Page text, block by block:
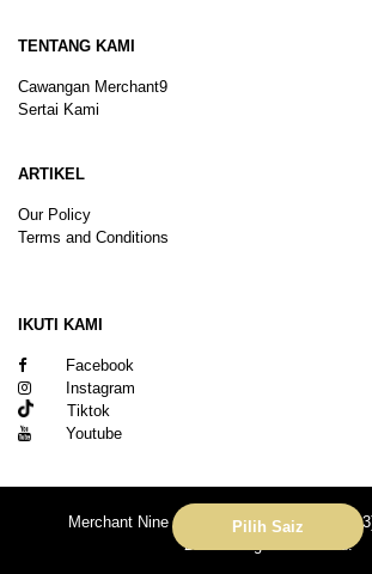
Pilih Saiz
TENTANG KAMI
Cawangan Merchant9
Sertai Kami
ARTIKEL
Our Policy
Terms and Conditions
IKUTI KAMI
Facebook
Instagram
Tiktok
Youtube
Merchant Nine Sdn Bhd (No.
2026.All rights reserved.